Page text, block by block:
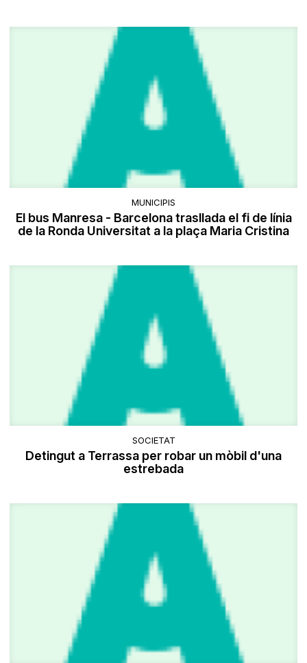
MUNICIPIS
El bus Manresa - Barcelona trasllada el fi de línia
de la Ronda Universitat a la plaça Maria Cristina
SOCIETAT
Detingut a Terrassa per robar un mòbil d'una
estrebada